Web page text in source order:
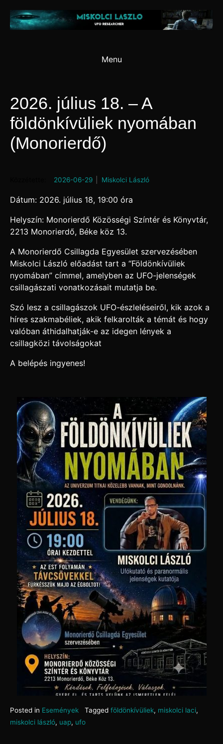
content
Menu
2026. július 18. – A
földönkívüliek nyomában
(Monorierdő)
2026-06-29by Miskolci László
Dátum: 2026. július 18, 19:00 óra
Helyszín: Monorierdő Közösségi Színtér és Könyvtár,
2213 Monorierdő, Béke köz 13.
A Monorierdő Csillagda Egyesület szervezésében
Miskolci László előadást tart a “Földönkívüliek
nyomában” címmel, amelyben az UFO-jelenségek
csillagászati vonatkozásait mutatja be.
Szó lesz a csillagászok UFO-észleléseiről, kik azok a
híres szakmabéliek, akik felkarolták a témát és hogy
valóban áthidalhatják-e az idegen lények a
csillagközi távolságokat
A belépés ingyenes!
Posted in Események Tagged földönkívüliek, miskolci laci,
miskolci lászló, uap, ufo